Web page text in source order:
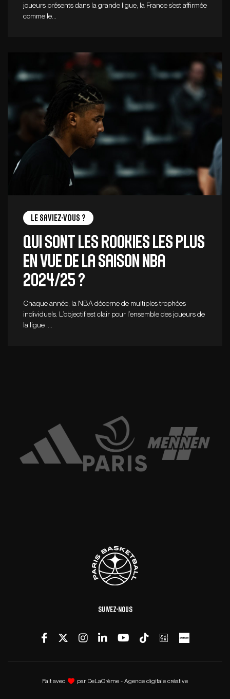
joueurs présents dans la grande ligue, la France s’est affirmée
comme le…
Le saviez-vous ?
Qui sont les rookies les plus
en vue de la saison NBA
2024/25 ?
Chaque année, la NBA décerne de multiples trophées
individuels. L’objectif est clair pour l’ensemble des joueurs de
la ligue :…
Suivez-nous
Fait avec par DeLaCrème - Agence digitale créative